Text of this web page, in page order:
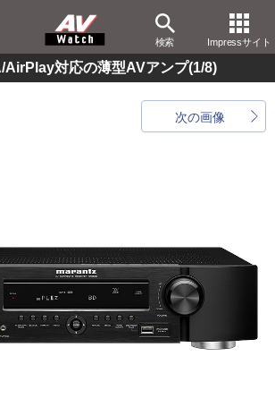
検索 Impressサイト
AirPlay対応の薄型AVアンプ(1/8)
次の画像